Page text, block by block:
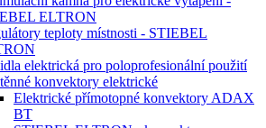
ELTRON
teploty místnosti - STIEBEL
elektrická pro poloprofesionální použití
konvektory elektrické
Elektrické přímotopné konvektory ADAX
BT